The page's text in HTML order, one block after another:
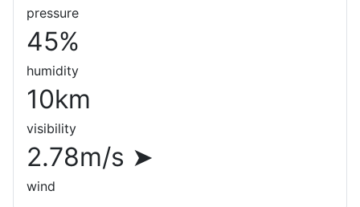
pressure
45%
humidity
10km
visibility
2.78m/s ➤
wind